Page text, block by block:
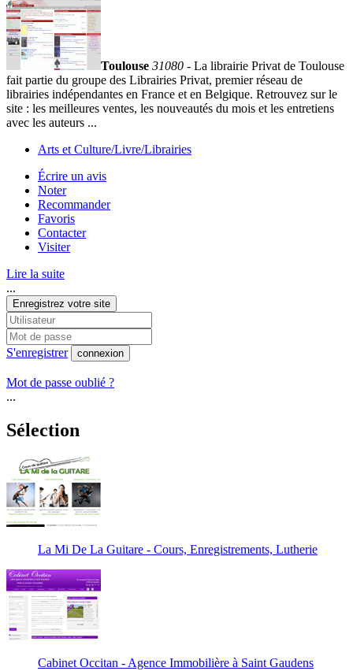
Toulouse 31080 - La librairie Privat de Toulouse
fait partie du groupe des Librairies Privat, premier réseau de
librairies indépendantes en France et en Belgique. Retrouvez sur le
site : les meilleures ventes, les nouveautés du mois et les entretiens
avec les auteurs ...
Arts et Culture/Livre/Librairies
Écrire un avis
Noter
Recommander
Favoris
Contacter
Visiter
Lire la suite
...
Enregistrez votre site
S'enregistrer connexion
Mot de passe oublié ?
...
Sélection
La Mi De La Guitare - Cours, Enregistrements, Lutherie
Cabinet Occitan - Agence Immobilière à Saint Gaudens